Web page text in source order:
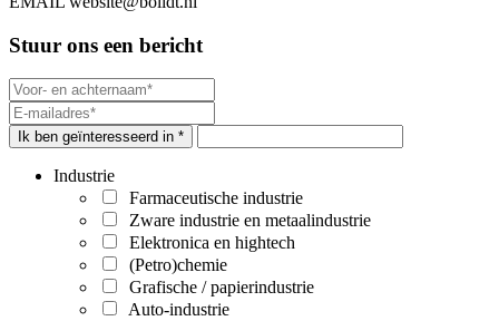
Stuur ons een bericht
Ik ben geïnteresseerd in *
Industrie
Farmaceutische industrie
Zware industrie en metaalindustrie
Elektronica en hightech
(Petro)chemie
Grafische / papierindustrie
Auto-industrie